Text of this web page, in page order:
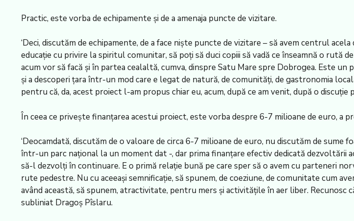
Practic, este vorba de echipamente și de a amenaja puncte de vizitare.
‘Deci, discutăm de echipamente, de a face niște puncte de vizitare – să avem centrul
educație cu privire la spiritul comunitar, să poți să duci copiii să vadă ce înseamnă o rută
acum vor să facă și în partea cealaltă, cumva, dinspre Satu Mare spre Dobrogea. Este
și a descoperi țara într-un mod care e legat de natură, de comunități, de gastronomia
pentru că, da, acest proiect l-am propus chiar eu, acum, după ce am venit, după o discuție
În ceea ce privește finanțarea acestui proiect, este vorba despre 6-7 milioane de euro, a
‘Deocamdată, discutăm de o valoare de circa 6-7 milioane de euro, nu discutăm de sume
într-un parc național la un moment dat -, dar prima finanțare efectiv dedicată dezvoltării
să-l dezvolți în continuare. E o primă relație bună pe care sper să o avem cu parteneri
rute pedestre. Nu cu aceeași semnificație, să spunem, de coeziune, de comunitate cum
având această, să spunem, atractivitate, pentru mers și activitățile în aer liber. Recunosc
subliniat Dragoș Pîslaru.